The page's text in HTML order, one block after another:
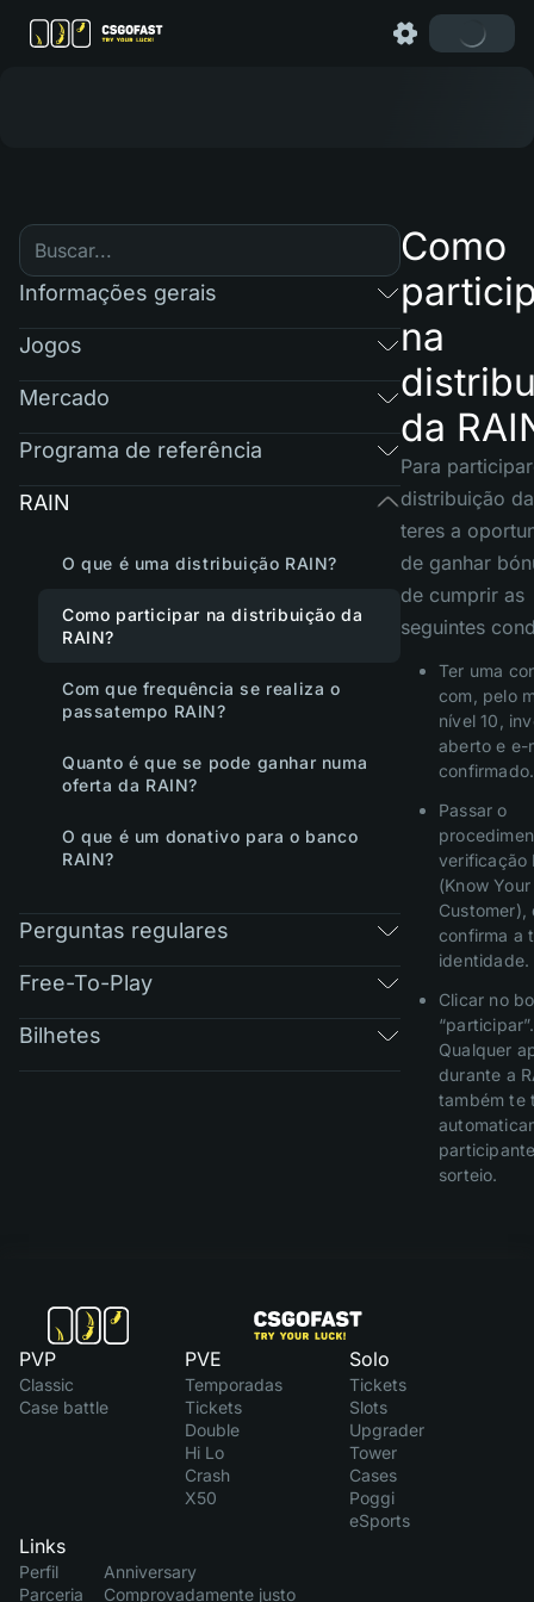
Informações gerais
Jogos
Mercado
Programa de referência
RAIN
O que é uma distribuição RAIN?
Como participar na distribuição da
RAIN?
Com que frequência se realiza o
passatempo RAIN?
Quanto é que se pode ganhar numa
oferta da RAIN?
O que é um donativo para o banco
RAIN?
Perguntas regulares
Free-To-Play
Bilhetes
Como
na
da
Para
distribuição
teres a
de ganhar
de cumprir as
seguintes
Ter uma
com, pelo
nível 10,
aberto e e-
confirmado.
Passar o
verificação
(Know Your
Customer),
confirma a
identidade.
Clicar no
“participar”.
Qualquer
durante a
também te
sorteio.
PVP
Classic
Case battle
PVE
Temporadas
Tickets
Double
Hi Lo
Crash
X50
Solo
Tickets
Slots
Upgrader
Tower
Cases
Poggi
eSports
Links
Perfil
Parceria
Anniversary
Comprovadamente justo